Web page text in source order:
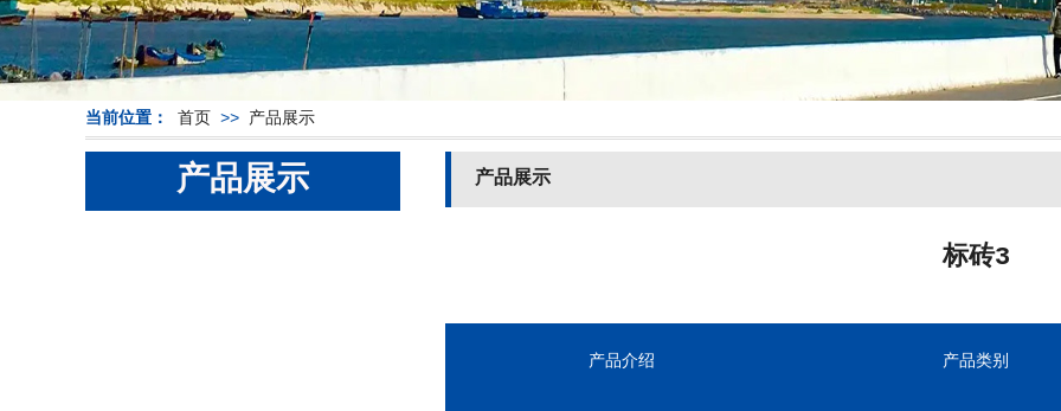
当前位置： 首页 >> 产品展示
产品展示 产品展示
标砖3
产品介绍 产品类别